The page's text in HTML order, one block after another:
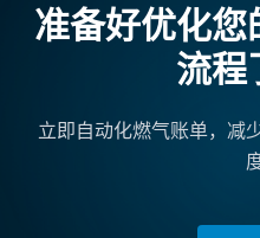
准备好优化
流程
立即自动化燃气账单，减